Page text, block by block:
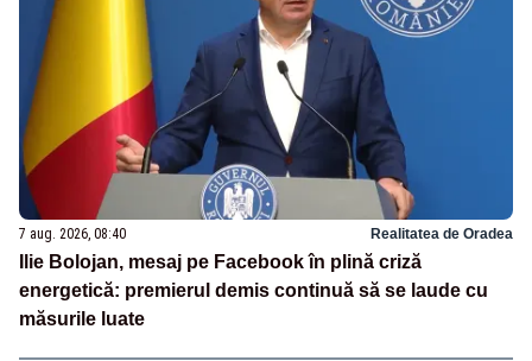
7 aug. 2026, 08:40 Realitatea de Oradea
Ilie Bolojan, mesaj pe Facebook în plină criză
energetică: premierul demis continuă să se laude cu
măsurile luate